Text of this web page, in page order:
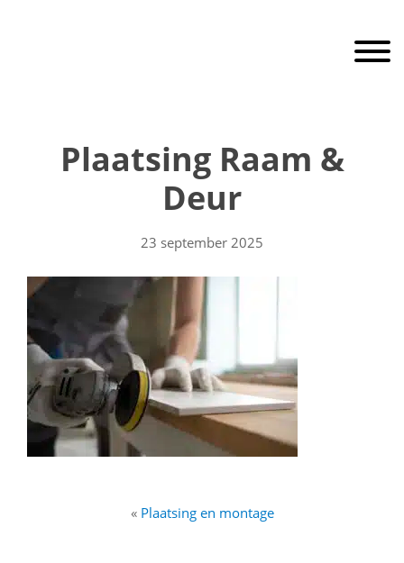
Toggle
RechtsPlaatsing Raam &
Deur
23 september 2025
« Plaatsing en montage